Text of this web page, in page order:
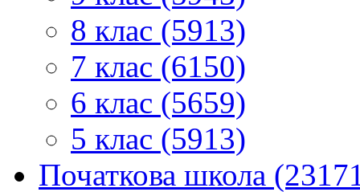
8 клас (5913)
7 клас (6150)
6 клас (5659)
5 клас (5913)
Початкова школа